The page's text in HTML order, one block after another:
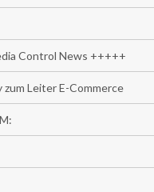
Control News +++++
Leiter E-Commerce